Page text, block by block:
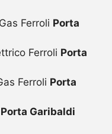
Ferroli Porta
Ferroli Porta
Ferroli Porta
Porta Garibaldi